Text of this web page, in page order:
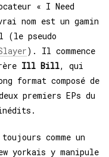
« I Need
nom est un gamin
(le pseudo
). Il commence
Ill Bill, qui
format composé de
premiers EPs du
comme un
yorkais y manipule